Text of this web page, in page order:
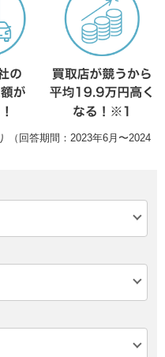
（回答期間：2023年6月〜2024